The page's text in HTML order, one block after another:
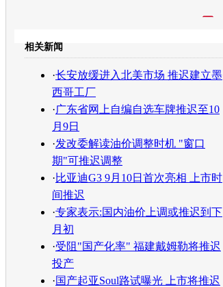
相关新闻
·长安放缓进入北美市场 推迟建立墨
西哥工厂
·广东省网上自编自选车牌推迟至10
月9日
·发改委解读油价调整时机 "窗口
期"可推迟调整
·比亚迪G3 9月10日首次亮相 上市时
间推迟
·专家表示:国内油价上调或推迟到下
月初
·受阻"国产化率" 福建戴姆勒将推迟
投产
·国产起亚Soul路试曝光 上市将推迟